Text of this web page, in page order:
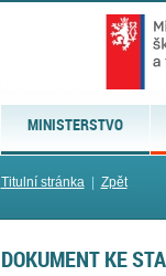
MINISTERSTVO
Titulní stránka| Zpět
DOKUMENT KE